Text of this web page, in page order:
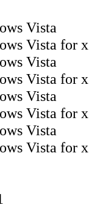
Vista
Vista for
Vista
Vista for
Vista
Vista for
Vista
Vista for